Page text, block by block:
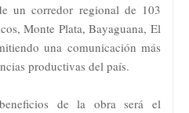
un corredor regional de 103
Monte Plata, Bayaguana, El
una comunicación más
productivas del país.
de la obra será el